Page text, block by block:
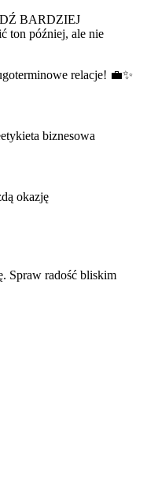
BARDZIEJ
ton później, ale nie
relacje! 💼✨
etykieta biznesowa
okazję
Spraw radość bliskim